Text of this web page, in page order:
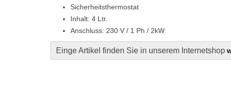
Sicherheitsthermostat
Inhalt: 4 Ltr.
Anschluss: 230 V / 1 Ph / 2kW
Einge Artikel finden Sie in unserem Internetshop